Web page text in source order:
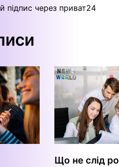
підпис через приват24
Що не слід